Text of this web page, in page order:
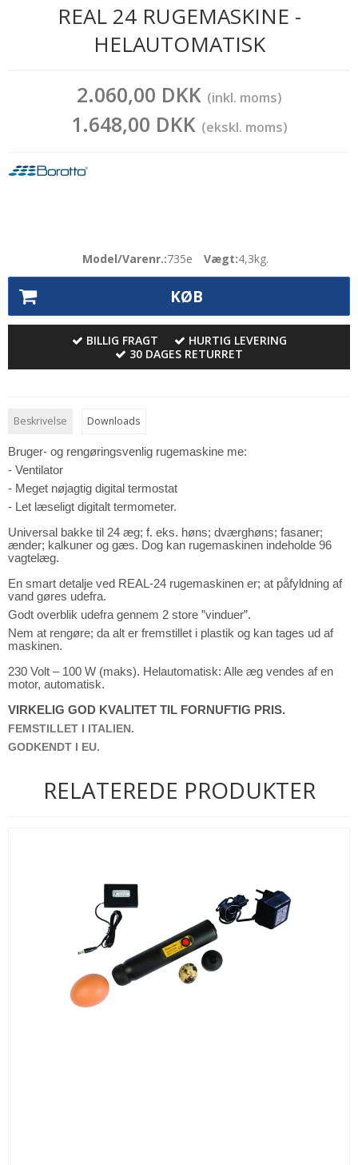
REAL 24 RUGEMASKINE -
HELAUTOMATISK
2.060,00 DKK (inkl. moms)
1.648,00 DKK (ekskl. moms)
Model/Varenr.:735e Vægt:4,3kg.
KØB
BILLIG FRAGT
HURTIG LEVERING
30 DAGES RETURRET
Beskrivelse Downloads
Bruger- og rengøringsvenlig rugemaskine me:
- Ventilator
- Meget nøjagtig digital termostat
- Let læseligt digitalt termometer.
Universal bakke til 24 æg; f. eks. høns; dværghøns; fasaner;
ænder; kalkuner og gæs. Dog kan rugemaskinen indeholde 96
vagtelæg.
En smart detalje ved REAL-24 rugemaskinen er; at påfyldning af
vand gøres udefra.
Godt overblik udefra gennem 2 store ”vinduer”.
Nem at rengøre; da alt er fremstillet i plastik og kan tages ud af
maskinen.
230 Volt – 100 W (maks). Helautomatisk: Alle æg vendes af en
motor, automatisk.
VIRKELIG GOD KVALITET TIL FORNUFTIG PRIS.
FEMSTILLET I ITALIEN.
GODKENDT I EU.
RELATEREDE PRODUKTER